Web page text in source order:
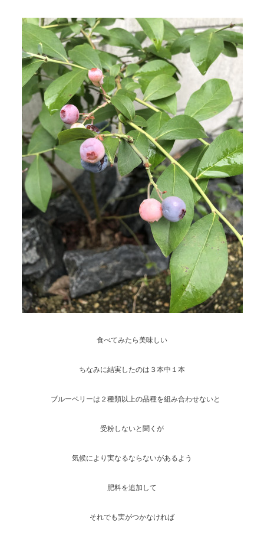
食べてみたら美味しい
ちなみに結実したのは３本中１本
ブルーベリーは２種類以上の品種を組み合わせないと
受粉しないと聞くが
気候により実なるならないがあるよう
肥料を追加して
それでも実がつかなければ